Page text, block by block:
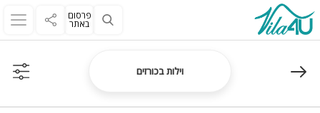
פרסום
באתר
וילות בכורזים